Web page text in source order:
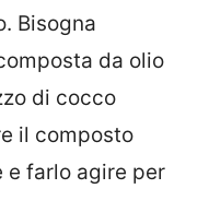
Bisogna
da olio
di cocco
il composto
e farlo agire per